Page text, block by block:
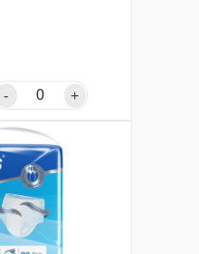
- +